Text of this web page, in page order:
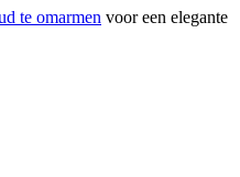
te omarmen voor een elegante